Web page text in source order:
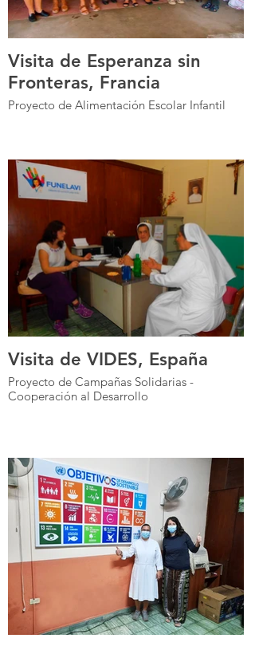
Visita de Esperanza sin
Fronteras, Francia
Proyecto de Alimentación Escolar Infantil
Visita de VIDES, España
Proyecto de Campañas Solidarias -
Cooperación al Desarrollo